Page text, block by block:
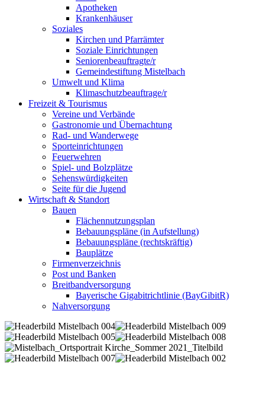
Apotheken
Krankenhäuser
Soziales
Kirchen und Pfarrämter
Soziale Einrichtungen
Seniorenbeauftragte/r
Gemeindestiftung Mistelbach
Umwelt und Klima
Klimaschutzbeauftrage/r
Freizeit & Tourismus
Vereine und Verbände
Gastronomie und Übernachtung
Rad- und Wanderwege
Sporteinrichtungen
Feuerwehren
Spiel- und Bolzplätze
Sehenswürdigkeiten
Seite für die Jugend
Wirtschaft & Standort
Bauen
Flächennutzungsplan
Bebauungspläne (in Aufstellung)
Bebauungspläne (rechtskräftig)
Bauplätze
Firmenverzeichnis
Post und Banken
Breitbandversorgung
Bayerische Gigabitrichtlinie (BayGibitR)
Nahversorgung